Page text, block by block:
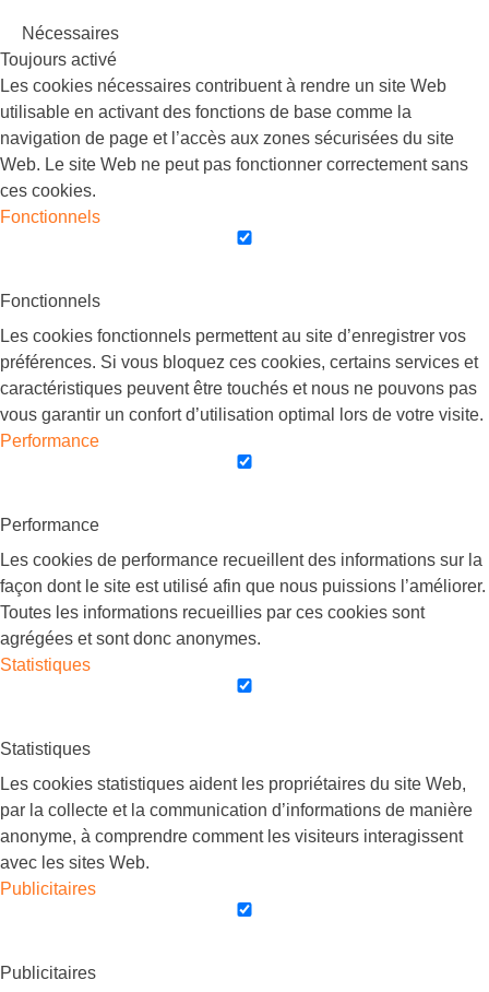
Nécessaires
Toujours activé
Les cookies nécessaires contribuent à rendre un site Web
utilisable en activant des fonctions de base comme la
navigation de page et l’accès aux zones sécurisées du site
Web. Le site Web ne peut pas fonctionner correctement sans
ces cookies.
Fonctionnels
Fonctionnels
Les cookies fonctionnels permettent au site d’enregistrer vos
préférences. Si vous bloquez ces cookies, certains services et
caractéristiques peuvent être touchés et nous ne pouvons pas
vous garantir un confort d’utilisation optimal lors de votre visite.
Performance
Performance
Les cookies de performance recueillent des informations sur la
façon dont le site est utilisé afin que nous puissions l’améliorer.
Toutes les informations recueillies par ces cookies sont
agrégées et sont donc anonymes.
Statistiques
Statistiques
Les cookies statistiques aident les propriétaires du site Web,
par la collecte et la communication d’informations de manière
anonyme, à comprendre comment les visiteurs interagissent
avec les sites Web.
Publicitaires
Publicitaires